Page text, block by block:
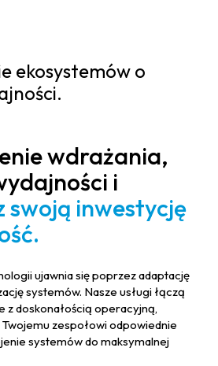
ekosystemów o
wdrażania,
i
swoją inwestycję
ujawnia się poprzez adaptację
systemów. Nasze usługi łączą
z doskonałością operacyjną,
zespołowi odpowiednie
systemów do maksymalnej